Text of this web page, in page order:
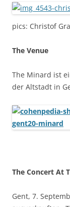
pics: Christof
The Venue
The Minard ist
der Altstadt in
The Concert At
Gent, 7.